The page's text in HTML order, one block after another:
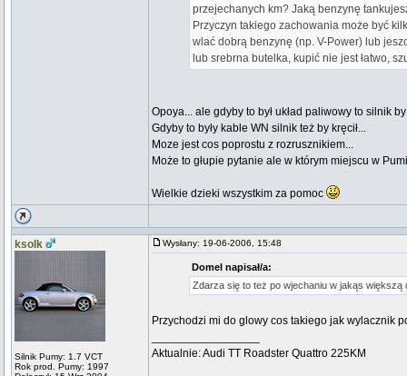
przejechanych km? Jaką benzynę
Przyczyn takiego zachowania może być
wlać dobrą benzynę (np. V-Power) lub
lub srebrna butelka, kupić nie jest łatwo,
Opoya... ale gdyby to był układ paliwowy to silnik
Gdyby to były kable WN silnik też by kręcił...
Moze jest cos poprostu z rozrusznikiem...
Może to głupie pytanie ale w którym miejscu w
Wielkie dzieki wszystkim za pomoc
ksolk
Silnik Pumy: 1.7 VCT
Rok prod. Pumy: 1997
Wysłany: 19-06-2006, 15:48
Domel napisał/a:
Zdarza się to też po wjechaniu w jakąs
Przychodzi mi do glowy cos takiego jak wylacznik
Aktualnie: Audi TT Roadster Quattro 225KM